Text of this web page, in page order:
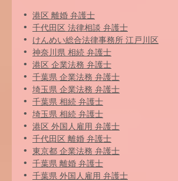
港区 離婚 弁護士
千代田区 法律相談 弁護士
けんめい総合法律事務所 江戸川区
神奈川県 相続 弁護士
港区 企業法務 弁護士
千葉県 企業法務 弁護士
埼玉県 企業法務 弁護士
千葉県 相続 弁護士
埼玉県 相続 弁護士
港区 外国人雇用 弁護士
千代田区 離婚 弁護士
東京都 企業法務 弁護士
千葉県 離婚 弁護士
千葉県 外国人雇用 弁護士